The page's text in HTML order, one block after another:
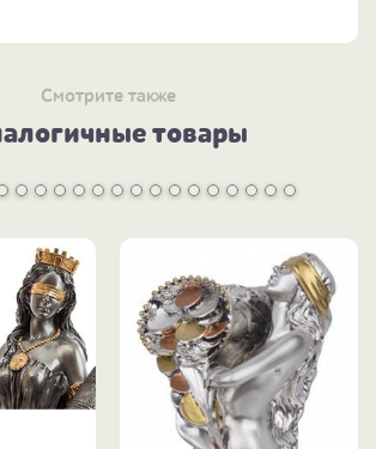
Смотрите также
товары